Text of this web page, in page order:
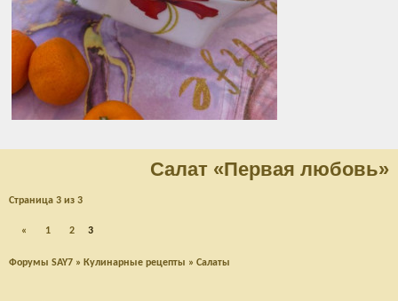
Салат «Первая любовь»
Страница 3 из 3
« 1 2 3
Форумы SAY7 » Кулинарные рецепты » Салаты